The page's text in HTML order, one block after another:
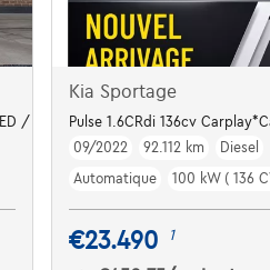
/ PSA + V
Kia Sportage
Pulse 1.6CRdi 136cv
09/2022
92.112 km
Diesel
Automatique
100 kW ( 136
€23.490 1